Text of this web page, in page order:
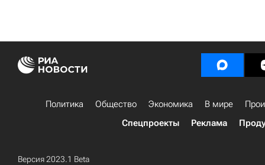
Политика Общество Экономика В мире
Спецпроекты
Реклама
Версия 2023.1 Beta